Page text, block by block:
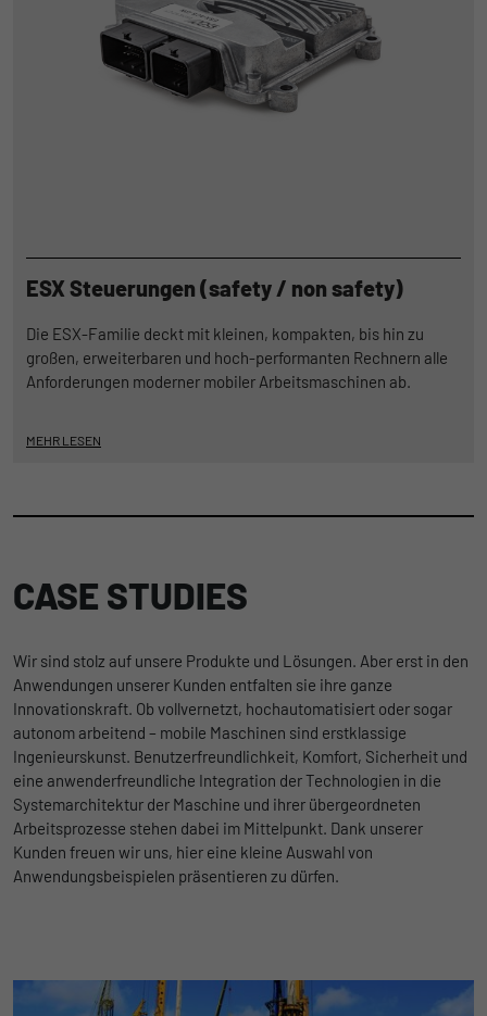
ESX Steuerungen (safety / non safety)
Die ESX-Familie deckt mit kleinen, kompakten, bis hin zu
großen, erweiterbaren und hoch-performanten Rechnern alle
Anforderungen moderner mobiler Arbeitsmaschinen ab.
MEHR LESEN
CASE STUDIES
Wir sind stolz auf unsere Produkte und Lösungen. Aber erst in den
Anwendungen unserer Kunden entfalten sie ihre ganze
Innovationskraft. Ob vollvernetzt, hochautomatisiert oder sogar
autonom arbeitend – mobile Maschinen sind erstklassige
Ingenieurskunst. Benutzerfreundlichkeit, Komfort, Sicherheit und
eine anwenderfreundliche Integration der Technologien in die
Systemarchitektur der Maschine und ihrer übergeordneten
Arbeitsprozesse stehen dabei im Mittelpunkt. Dank unserer
Kunden freuen wir uns, hier eine kleine Auswahl von
Anwendungsbeispielen präsentieren zu dürfen.